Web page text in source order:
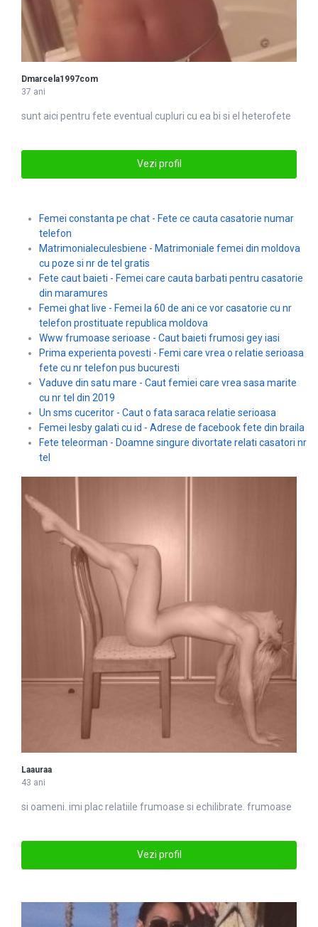
Dmarcela1997com
37 ani
sunt aici pentru fete eventual cupluri cu ea bi si el heterofete
Vezi profil
Femei constanta pe chat - Fete ce cauta casatorie numar
telefon
Matrimonialeculesbiene - Matrimoniale femei din moldova
cu poze si nr de tel gratis
Fete caut baieti - Femei care cauta barbati pentru casatorie
din maramures
Femei ghat live - Femei la 60 de ani ce vor casatorie cu nr
telefon prostituate republica moldova
Www frumoase serioase - Caut baieti frumosi gey iasi
Prima experienta povesti - Femi care vrea o relatie serioasa
fete cu nr telefon pus bucuresti
Vaduve din satu mare - Caut femiei care vrea sasa marite
cu nr tel din 2019
Un sms cuceritor - Caut o fata saraca relatie serioasa
Femei lesby galati cu id - Adrese de facebook fete din braila
Fete teleorman - Doamne singure divortate relati casatori nr
tel
Laauraa
43 ani
si oameni. imi plac relatiile frumoase si echilibrate. frumoase
Vezi profil